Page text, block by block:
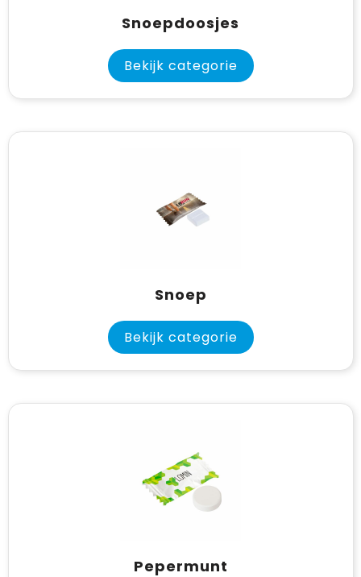
Snoepdoosjes
Bekijk categorie
Snoep
Bekijk categorie
Pepermunt